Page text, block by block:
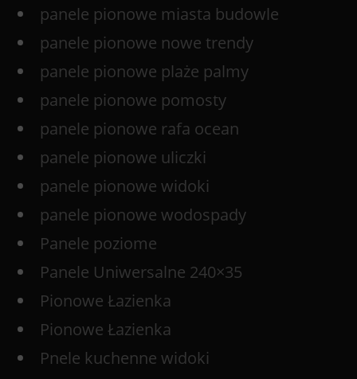
panele pionowe miasta budowle
panele pionowe nowe trendy
panele pionowe plaże palmy
panele pionowe pomosty
panele pionowe rafa ocean
panele pionowe uliczki
panele pionowe widoki
panele pionowe wodospady
Panele poziome
Panele Uniwersalne 240×35
Pionowe Łazienka
Pionowe Łazienka
Pnele kuchenne widoki